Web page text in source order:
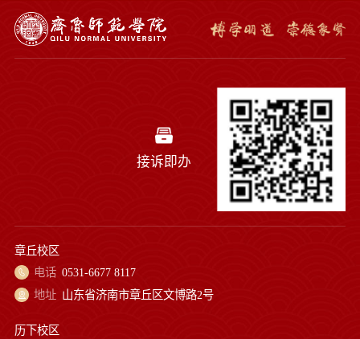
接诉即办
章丘校区
电话 0531-6677 8117
地址 山东省济南市章丘区文博路2号
历下校区